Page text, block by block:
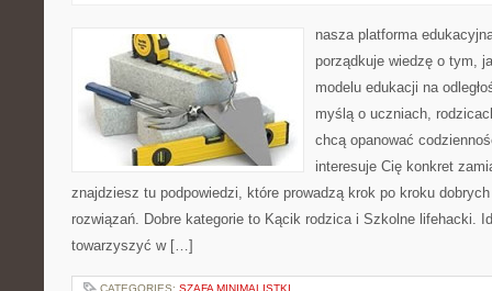
nasza platforma
porządkuje wiedzę o tym,
modelu edukacji na
myślą o uczniach,
chcą opanować
interesuje Cię konkret
znajdziesz tu podpowiedzi, które prowadzą krok po kroku
rozwiązań. Dobre kategorie to Kącik rodzica i Szkolne lifehacki.
towarzyszyć w […]
CATEGORIES: SZAFA MINIMALISTKI